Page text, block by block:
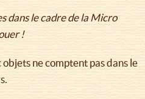
dans le cadre de la Micro
!
ne comptent pas dans le